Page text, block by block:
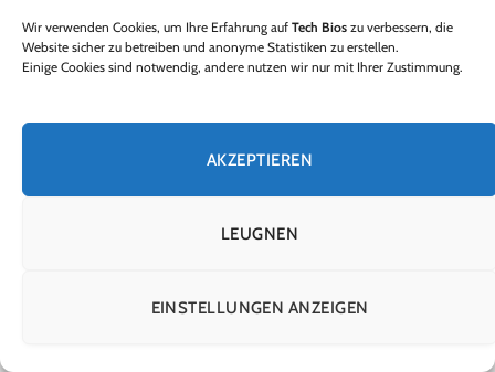
Wir verwenden Cookies, um Ihre Erfahrung auf Tech Bios zu verbessern, die
Website sicher zu betreiben und anonyme Statistiken zu erstellen.
Einige Cookies sind notwendig, andere nutzen wir nur mit Ihrer Zustimmung.
AKZEPTIEREN
LEUGNEN
EINSTELLUNGEN ANZEIGEN
June 26, 2024 13,285Views
hinter den Gerüchten
October 5, 2024 9,301
HEIM ÜBER UNS
KONTAKTIERE UNS